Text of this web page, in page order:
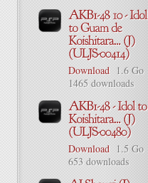
Download 1.6 Go
1465 downloads
Download 1.5 Go
653 downloads